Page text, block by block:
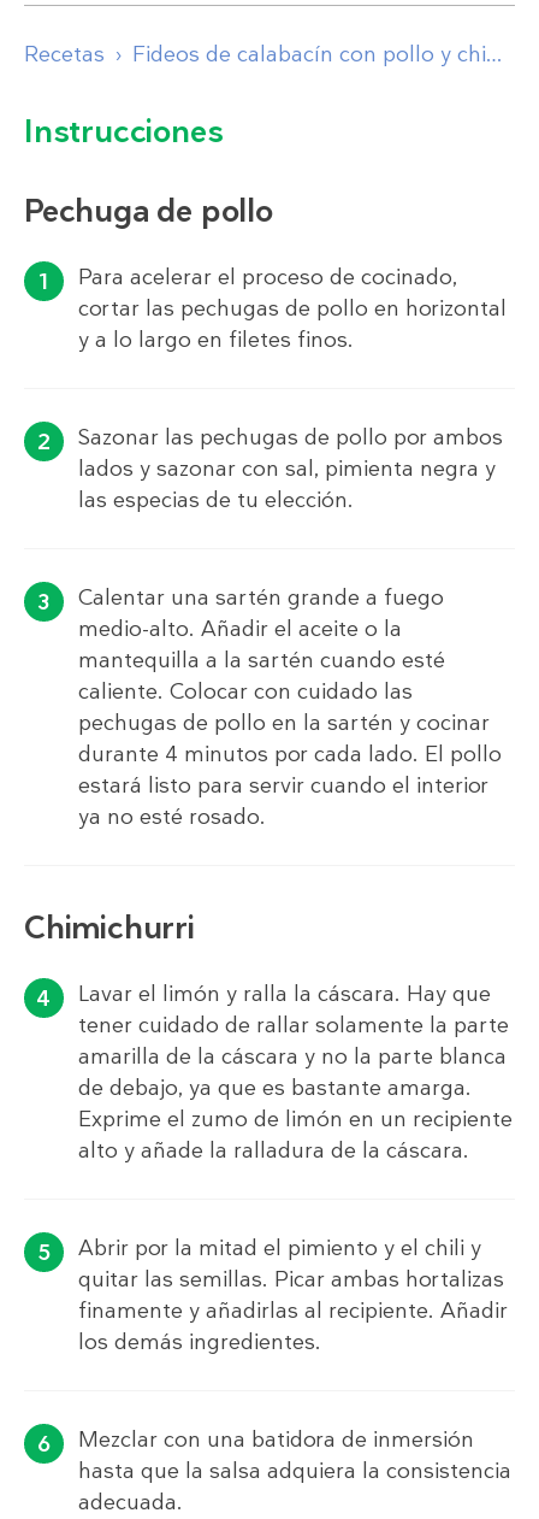
Recetas Fideos de calabacín con pollo y chimichurri
Instrucciones
Pechuga de pollo
Para acelerar el proceso de cocinado,
cortar las pechugas de pollo en horizontal
y a lo largo en filetes finos.
Sazonar las pechugas de pollo por ambos
lados y sazonar con sal, pimienta negra y
las especias de tu elección.
Calentar una sartén grande a fuego
medio-alto. Añadir el aceite o la
mantequilla a la sartén cuando esté
caliente. Colocar con cuidado las
pechugas de pollo en la sartén y cocinar
durante 4 minutos por cada lado. El pollo
estará listo para servir cuando el interior
ya no esté rosado.
Chimichurri
Lavar el limón y ralla la cáscara. Hay que
tener cuidado de rallar solamente la parte
amarilla de la cáscara y no la parte blanca
de debajo, ya que es bastante amarga.
Exprime el zumo de limón en un recipiente
alto y añade la ralladura de la cáscara.
Abrir por la mitad el pimiento y el chili y
quitar las semillas. Picar ambas hortalizas
finamente y añadirlas al recipiente. Añadir
los demás ingredientes.
Mezclar con una batidora de inmersión
hasta que la salsa adquiera la consistencia
adecuada.